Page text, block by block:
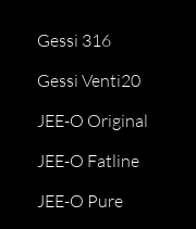
Gessi 316
Gessi Venti20
JEE-O Original
JEE-O Fatline
JEE-O Pure